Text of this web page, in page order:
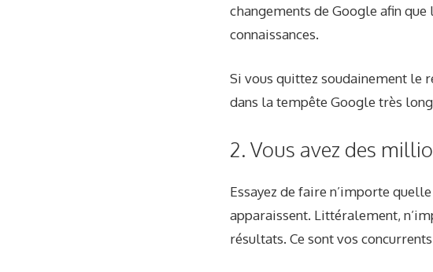
changements de Google afin
connaissances.
Si vous quittez soudainement le
dans la tempête Google très
2. Vous avez des
Essayez de faire n’importe
apparaissent. Littéralement,
résultats. Ce sont vos